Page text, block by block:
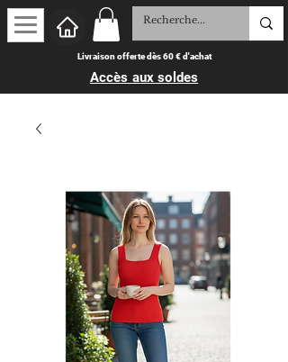
Livraison offerte dès 60 € d'achat
Accès aux soldes